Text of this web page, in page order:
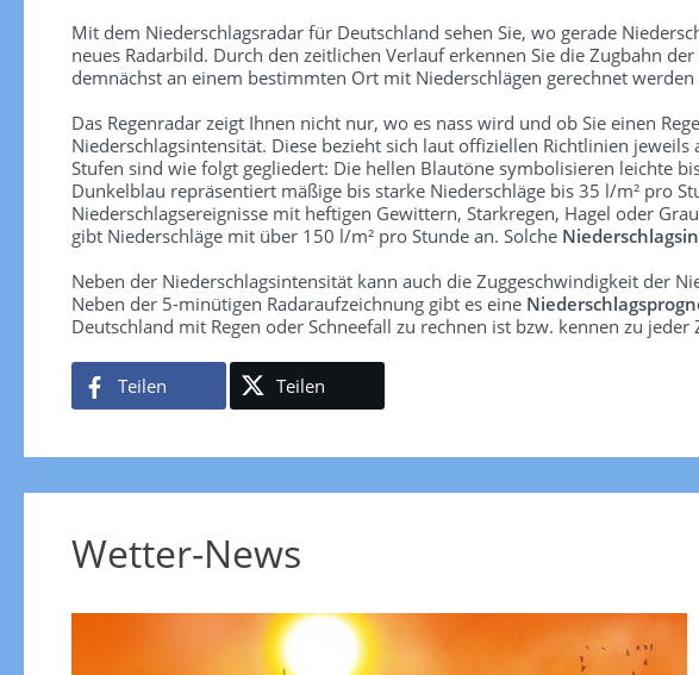
Mit dem Niederschlagsradar für Deutschland sehen Sie, wo gerade
neues Radarbild. Durch den zeitlichen Verlauf erkennen Sie die Zugbahn
demnächst an einem bestimmten Ort mit Niederschlägen gerechnet
Das Regenradar zeigt Ihnen nicht nur, wo es nass wird und ob Sie einen
Niederschlagsintensität. Diese bezieht sich laut offiziellen Richtlinien
Stufen sind wie folgt gegliedert: Die hellen Blautöne symbolisieren leichte
Dunkelblau repräsentiert mäßige bis starke Niederschläge bis 35 l/m² pro
Niederschlagsereignisse mit heftigen Gewittern, Starkregen, Hagel oder
gibt Niederschläge mit über 150 l/m² pro Stunde an. Solche
Neben der Niederschlagsintensität kann auch die Zuggeschwindigkeit der
Neben der 5-minütigen Radaraufzeichnung gibt es eine
Deutschland mit Regen oder Schneefall zu rechnen ist bzw. kennen zu
Teilen Teilen
Wetter-News